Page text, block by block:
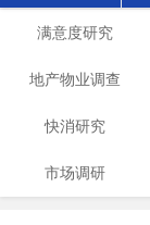
满意度研究
地产物业调查
快消研究
市场调研